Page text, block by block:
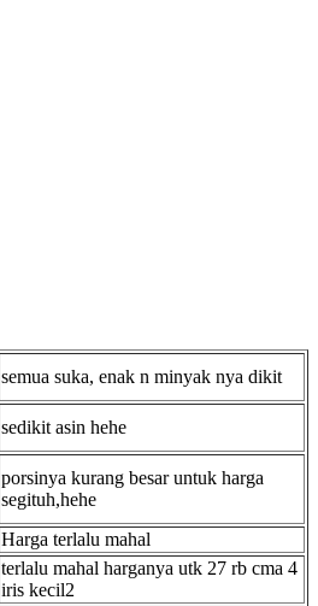
semua suka, enak n minyak nya dikit
sedikit asin hehe
porsinya kurang besar untuk harga
segituh,hehe
Harga terlalu mahal
terlalu mahal harganya utk 27 rb cma 4
iris kecil2